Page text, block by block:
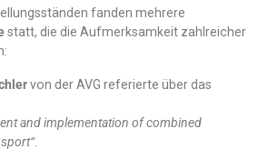
fanden mehrere
statt, die die Aufmerksamkeit zahlreicher
von der AVG referierte über das
and implementation of combined
.